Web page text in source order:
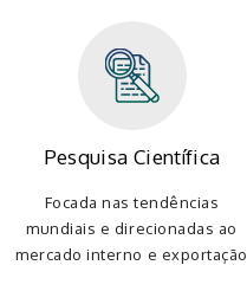
Pesquisa Científica
Focada nas tendências
mundiais e direcionadas ao
mercado interno e exportação